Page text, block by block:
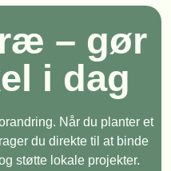
– gør
i dag
Når du planter et
du direkte til at binde
støtte lokale projekter.